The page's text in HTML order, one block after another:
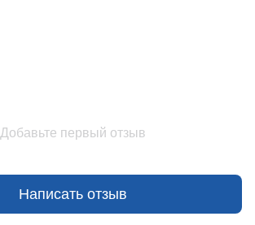
Добавьте первый отзыв
Написать отзыв